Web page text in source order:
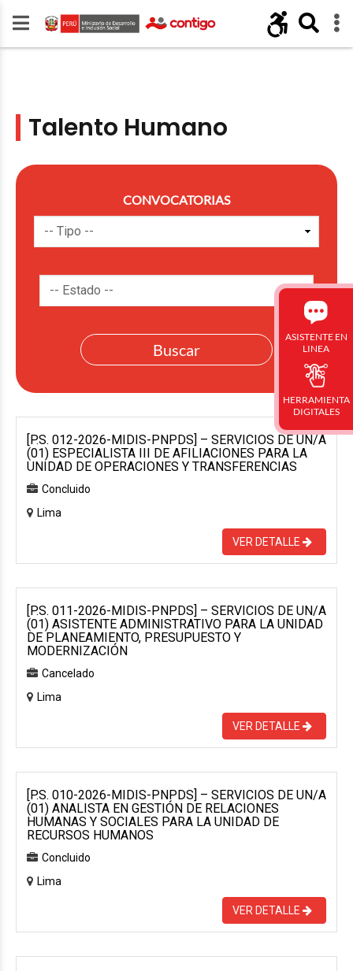
Talento Humano
CONVOCATORIAS
[P.S. 012-2026-MIDIS-PNPDS] – SERVICIOS DE UN/A
(01) ESPECIALISTA III DE AFILIACIONES PARA LA
UNIDAD DE OPERACIONES Y TRANSFERENCIAS
Concluido
Lima
VER DETALLE
[P.S. 011-2026-MIDIS-PNPDS] – SERVICIOS DE UN/A
(01) ASISTENTE ADMINISTRATIVO PARA LA UNIDAD
DE PLANEAMIENTO, PRESUPUESTO Y
MODERNIZACIÓN
Cancelado
Lima
VER DETALLE
[P.S. 010-2026-MIDIS-PNPDS] – SERVICIOS DE UN/A
(01) ANALISTA EN GESTIÓN DE RELACIONES
HUMANAS Y SOCIALES PARA LA UNIDAD DE
RECURSOS HUMANOS
Concluido
Lima
VER DETALLE
ASISTENTE EN
LINEA
HERRAMIENTA
DIGITALES